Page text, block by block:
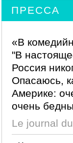
ПРЕССА
«В
"В
Россия
Опасаюсь,
Америке:
очень
Le journal